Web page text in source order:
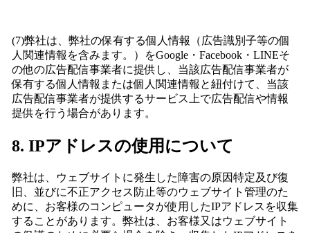
(7)弊社は、弊社の保有する個人情報（広告識別子等の個
人関連情報を含みます。）をGoogle・Facebook・LINEそ
の他の広告配信事業者に提供し、当該広告配信事業者が
保有する個人情報または個人関連情報と紐付けて、当該
広告配信事業者が提供するサービス上で広告配信や情報
提供を行う場合があります。
8. IPアドレスの使用について
弊社は、ウェブサイトに発生した障害の原因特定及び復
旧、並びに不正アクセス防止等のウェブサイト管理のた
めに、お客様のコンピュータが使用したIPアドレスを収集
することがあります。弊社は、お客様又はウェブサイト